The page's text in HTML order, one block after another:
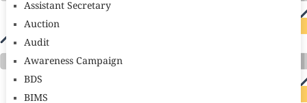
Assistant Secretary
Auction
Audit
Awareness Campaign
BDS
BIMS